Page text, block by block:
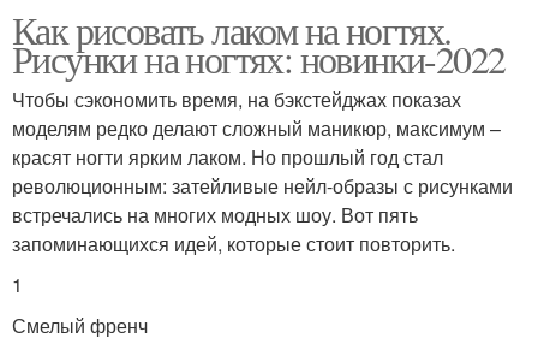
Как рисовать лаком на ногтях.
Рисунки на ногтях: новинки-2022
Чтобы сэкономить время, на бэкстейджах показах
моделям редко делают сложный маникюр, максимум –
красят ногти ярким лаком. Но прошлый год стал
революционным: затейливые нейл-образы с рисунками
встречались на многих модных шоу. Вот пять
запоминающихся идей, которые стоит повторить.
1
Смелый френч